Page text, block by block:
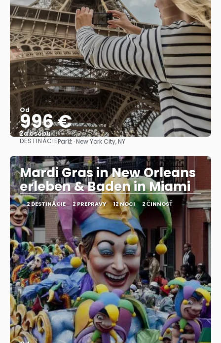
Od
996 €
Za osobu
Pozrieť sa
DESTINÁCIEParíž · New York City, NY
Mardi Gras in New Orleans
erleben & Baden in Miami
2 DESTINÁCIE 2 PREPRAVY 12 NOCI 2 ČINNOSŤ